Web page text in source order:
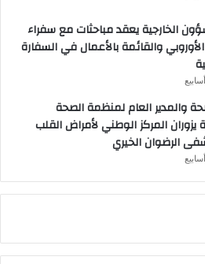
الخارجية يعقد مباحثات مع سفراء
الأوروبي والقائمة بالأعمال في السفارة
والمدير العام لمنظمة الصحة
يزوران المركز الوطني لأمراض القلب
الرضوان الخيري